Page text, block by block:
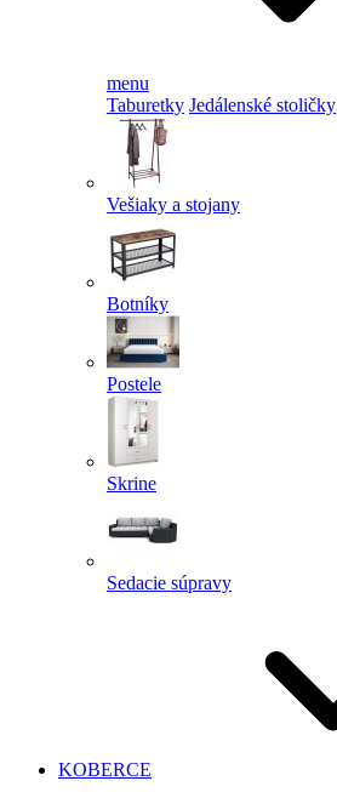
menu
Taburetky Jedálenské stoličky
Vešiaky a stojany
Botníky
Postele
Skrine
Sedacie súpravy
KOBERCE